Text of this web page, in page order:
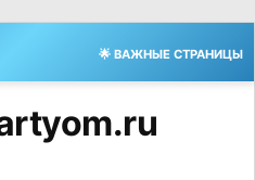
🌟 ВАЖНЫЕ СТРАНИЦЫ